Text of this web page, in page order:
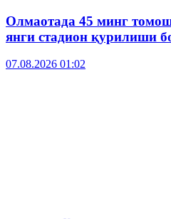
Олмаотада 45 минг
янги стадион қурилиши
07.08.2026 01:02